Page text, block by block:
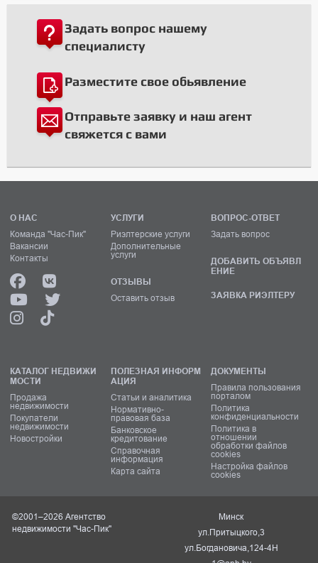
Задать вопрос нашему
специалисту
Разместите свое обьявление
Отправьте заявку и наш агент
свяжется с вами
О НАС
Команда "Час-Пик"
Вакансии
Контакты
УСЛУГИ
Риэлтерские услуги
Дополнительные
услуги
ОТЗЫВЫ
Оставить отзыв
ВОПРОС-ОТВЕТ
Задать вопрос
ДОБАВИТЬ ОБЪЯВЛ
ЕНИЕ
ЗАЯВКА РИЭЛТЕРУ
КАТАЛОГ НЕДВИЖИ
МОСТИ
Продажа
недвижимости
Покупатели
недвижимости
Новостройки
ПОЛЕЗНАЯ ИНФОРМ
АЦИЯ
Статьи и аналитика
Нормативно-
правовая база
Банковское
кредитование
Справочная
информация
Карта сайта
ДОКУМЕНТЫ
Правила пользования
порталом
Политика
конфиденциальности
Политика в
отношении
обработки файлов
cookies
Настройка файлов
cookies
©2001–2026 Агентство
недвижимости "Час-Пик"
Минск
ул.Притыцкого,3
ул.Богдановича,124-4Н